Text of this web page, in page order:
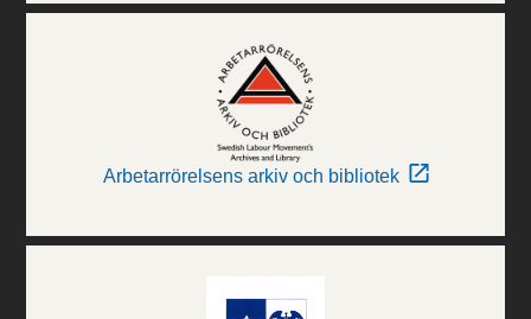
Arbetarrörelsens arkiv och bibliotek